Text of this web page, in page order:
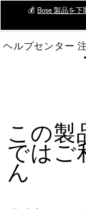
Main
💰 Bose 製品を
ヘルプセンター
この製
ではご
ん